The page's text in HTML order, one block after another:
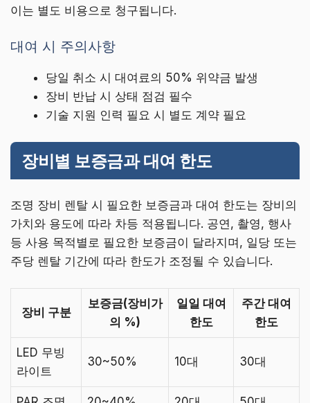
이는 별도 비용으로 청구됩니다.
대여 시 주의사항
당일 취소 시 대여료의 50% 위약금 발생
장비 반납 시 상태 점검 필수
기술 지원 인력 필요 시 별도 계약 필요
장비별 보증금과 대여 한도
조명 장비 렌탈 시 필요한 보증금과 대여 한도는 장비의
가치와 용도에 따라 차등 적용됩니다. 공연, 촬영, 행사
등 사용 목적별로 필요한 보증금이 달라지며, 일당 또는
주당 렌탈 기간에 따라 한도가 조정될 수 있습니다.
장비 구분
보증금(장비가
의 %)
일일 대여
한도
주간 대여
한도
LED 무빙
라이트
30~50% 10대 30대